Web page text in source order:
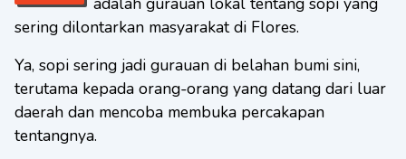
sering dilontarkan masyarakat di Flores.
Ya, sopi sering jadi gurauan di belahan bumi sini,
terutama kepada orang-orang yang datang dari luar
daerah dan mencoba membuka percakapan
tentangnya.